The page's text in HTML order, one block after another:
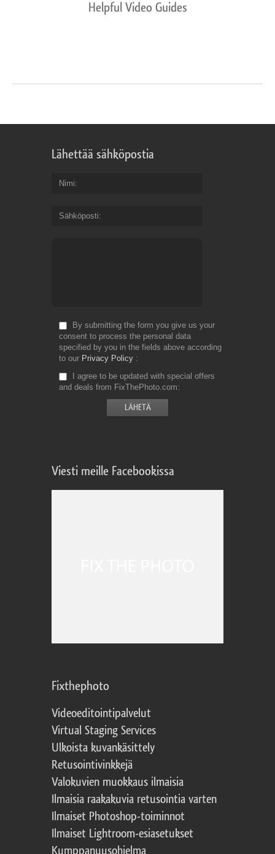
Helpful Video Guides
Lähettää sähköpostia
Nimi
Sähköposti
By submitting the form you give us your
consent to process the personal data
specified by you in the fields above according
to our Privacy Policy
I agree to be updated with special offers
and deals from FixThePhoto.com
Viesti meille Facebookissa
Fixthephoto
Videoeditointipalvelut
Virtual Staging Services
Ulkoista kuvankäsittely
Retusointivinkkejä
Valokuvien muokkaus ilmaisia
Ilmaisia raakakuvia retusointia varten
Ilmaiset Photoshop-toiminnot
Ilmaiset Lightroom-esiasetukset
Kumppanuusohjelma